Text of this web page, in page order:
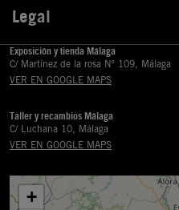
Legal
Exposición y tienda Málaga
C/ Martinez de la rosa Nº 109, Málaga
VER EN GOOGLE MAPS
Taller y recambios Málaga
C/ Luchana 10, Málaga
VER EN GOOGLE MAPS
+